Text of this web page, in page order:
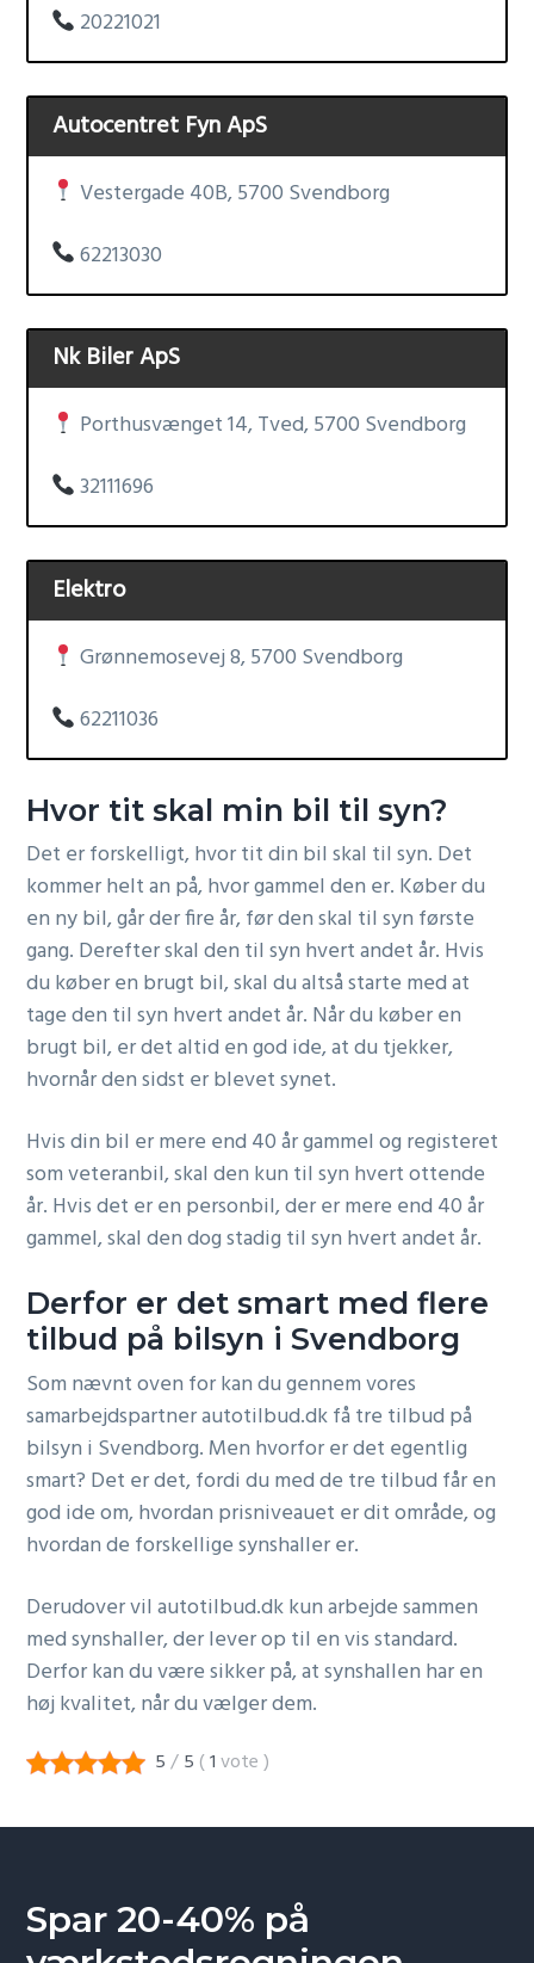
20221021
Autocentret Fyn ApS
Vestergade 40B, 5700 Svendborg
62213030
Nk Biler ApS
Porthusvænget 14, Tved, 5700 Svendborg
32111696
Elektro
Grønnemosevej 8, 5700 Svendborg
62211036
Hvor tit skal min bil til syn?
Det er forskelligt, hvor tit din bil skal til syn. Det
kommer helt an på, hvor gammel den er. Køber du
en ny bil, går der fire år, før den skal til syn første
gang. Derefter skal den til syn hvert andet år. Hvis
du køber en brugt bil, skal du altså starte med at
tage den til syn hvert andet år. Når du køber en
brugt bil, er det altid en god ide, at du tjekker,
hvornår den sidst er blevet synet.
Hvis din bil er mere end 40 år gammel og registeret
som veteranbil, skal den kun til syn hvert ottende
år. Hvis det er en personbil, der er mere end 40 år
gammel, skal den dog stadig til syn hvert andet år.
Derfor er det smart med flere
tilbud på bilsyn i Svendborg
Som nævnt oven for kan du gennem vores
samarbejdspartner autotilbud.dk få tre tilbud på
bilsyn i Svendborg. Men hvorfor er det egentlig
smart? Det er det, fordi du med de tre tilbud får en
god ide om, hvordan prisniveauet er dit område, og
hvordan de forskellige synshaller er.
Derudover vil autotilbud.dk kun arbejde sammen
med synshaller, der lever op til en vis standard.
Derfor kan du være sikker på, at synshallen har en
høj kvalitet, når du vælger dem.
5/5 (1vote)
Spar 20-40% på